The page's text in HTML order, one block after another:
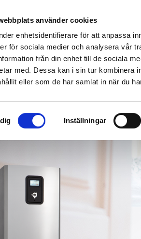
använder cookies
enhetsidentifierare för att anpassa
för sociala medier och analysera vår
från din enhet till de sociala
med. Dessa kan i sin tur kombinera
eller som de har samlat in när du
Inställningar
Värmepumpar &
BERGVÄRMEPUMPAR &